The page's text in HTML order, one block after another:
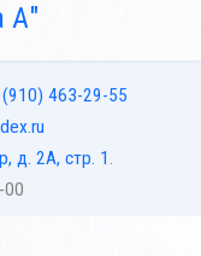
(910) 463-29-55
д. 2А, стр. 1 .
00